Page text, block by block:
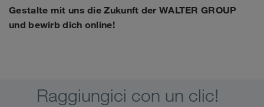
Gestalte mit uns die Zukunft der WALTER GROUP
und bewirb dich online!
Raggiungici con un clic!